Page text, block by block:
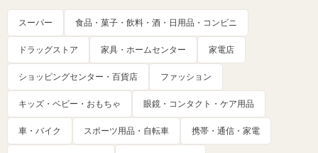
スーパー 食品・菓子・飲料・酒・日用品・コンビニ
ドラッグストア 家具・ホームセンター 家電店
ショッピングセンター・百貨店 ファッション
キッズ・ベビー・おもちゃ 眼鏡・コンタクト・ケア用品
車・バイク スポーツ用品・自転車 携帯・通信・家電